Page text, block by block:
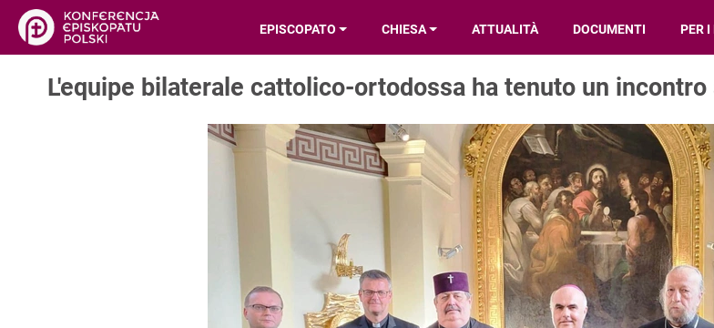
EPISCOPATO CHIESA ATTUALITÀ DOCUMENTI PER I
L'equipe bilaterale cattolico-ortodossa ha tenuto un incontro